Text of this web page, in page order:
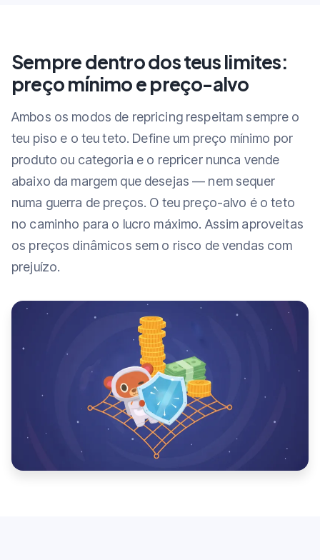
Sempre dentro dos teus limites:
preço mínimo e preço-alvo
Ambos os modos de repricing respeitam sempre o
teu piso e o teu teto. Define um preço mínimo por
produto ou categoria e o repricer nunca vende
abaixo da margem que desejas — nem sequer
numa guerra de preços. O teu preço-alvo é o teto
no caminho para o lucro máximo. Assim aproveitas
os preços dinâmicos sem o risco de vendas com
prejuízo.